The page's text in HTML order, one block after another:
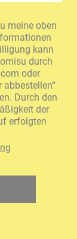
meine oben
kann
durch
oder
abbestellen“
Durch den
der
erfolgten